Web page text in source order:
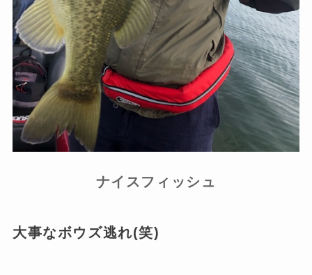
ナイスフィッシュ
大事なボウズ逃れ(笑)